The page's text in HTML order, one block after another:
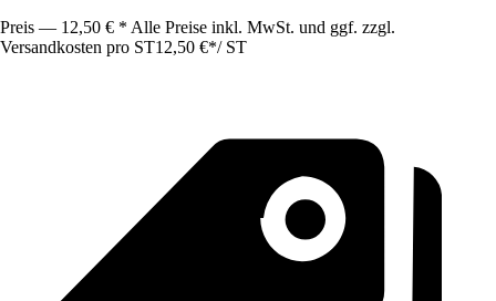
Preis — 12,50 € * Alle Preise inkl. MwSt. und ggf. zzgl.
Versandkosten pro ST12,50 €*/ ST